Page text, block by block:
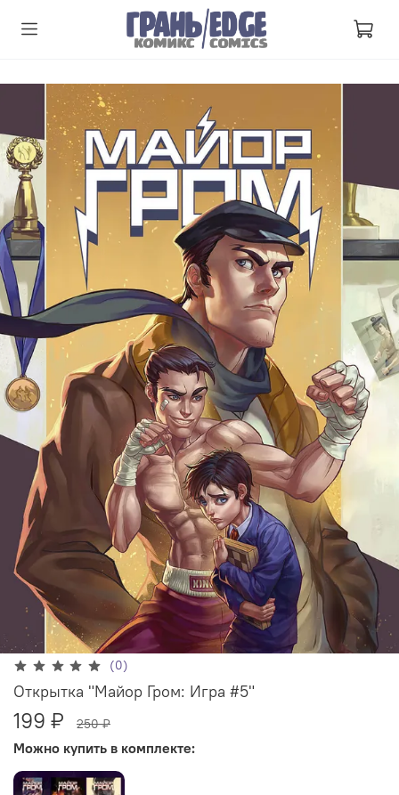
(0)
Открытка "Майор Гром: Игра #5"
199 ₽ 250 ₽
Можно купить в комплекте: